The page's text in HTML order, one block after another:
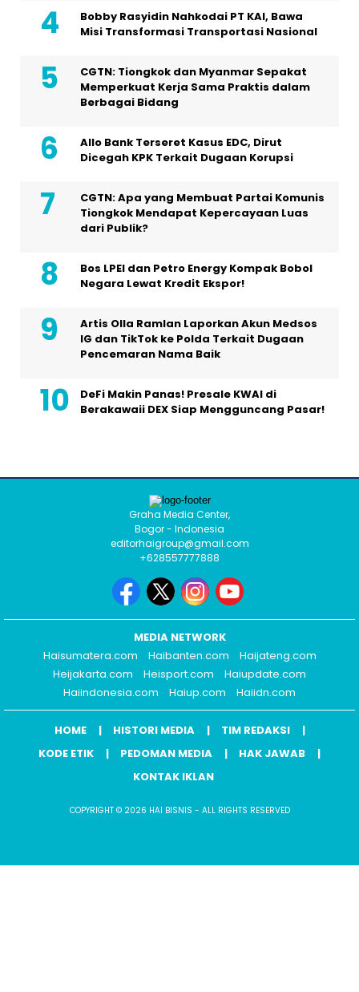
Bobby Rasyidin Nahkodai PT KAI, Bawa
Misi Transformasi Transportasi Nasional
CGTN: Tiongkok dan Myanmar Sepakat
Memperkuat Kerja Sama Praktis dalam
Berbagai Bidang
Allo Bank Terseret Kasus EDC, Dirut
Dicegah KPK Terkait Dugaan Korupsi
CGTN: Apa yang Membuat Partai Komunis
Tiongkok Mendapat Kepercayaan Luas
dari Publik?
Bos LPEI dan Petro Energy Kompak Bobol
Negara Lewat Kredit Ekspor!
Artis Olla Ramlan Laporkan Akun Medsos
IG dan TikTok ke Polda Terkait Dugaan
Pencemaran Nama Baik
DeFi Makin Panas! Presale KWAI di
Berakawaii DEX Siap Mengguncang Pasar!
Graha Media Center,
Bogor - Indonesia
editorhaigroup@gmail.com
+628557777888
MEDIA NETWORK
Haisumatera.com
Haibanten.com
Haijateng.com
Heijakarta.com
Heisport.com
Haiupdate.com
Haiindonesia.com
Haiup.com Haiidn.com
HOME HISTORI MEDIA
TIM REDAKSI
KODE ETIK
PEDOMAN MEDIA
HAK JAWAB
KONTAK IKLAN
COPYRIGHT © 2026 HAI BISNIS - ALL RIGHTS RESERVED